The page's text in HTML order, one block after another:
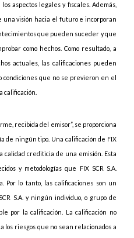
aspectos legales y fiscales. Además,
una visión hacia el futuro e incorporan
que pueden suceder y que
como hechos. Como resultado, a
actuales, las calificaciones pueden
condiciones que no se previeron en el
calificación.
recibida del emisor”, se proporciona
ningún tipo. Una calificación de FIX
calidad crediticia de una emisión. Esta
y metodologías que FIX SCR S.A.
Por lo tanto, las calificaciones son un
S.A. y ningún individuo, o grupo de
por la calificación. La calificación no
los riesgos que no sean relacionados a